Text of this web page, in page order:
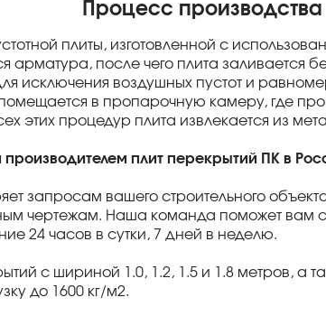
Процесс производства
плиты, изготовленной с
арматура, после чего плита заливается
исключения воздушных пустот и
в пропарочную камеру, где
этих процедур плита извлекается из
производителем плит перекрытий ПК в
запросам вашего строительного
чертежам. Наша команда поможет вам с
24 часов в сутки, 7 дней в неделю.
с шириной 1.0, 1.2, 1.5 и 1.8 метров, а
до 1600 кг/м2.